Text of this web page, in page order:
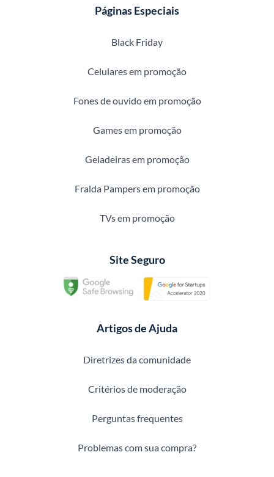
Páginas Especiais
Black Friday
Celulares em promoção
Fones de ouvido em promoção
Games em promoção
Geladeiras em promoção
Fralda Pampers em promoção
TVs em promoção
Site Seguro
Artigos de Ajuda
Diretrizes da comunidade
Critérios de moderação
Perguntas frequentes
Problemas com sua compra?